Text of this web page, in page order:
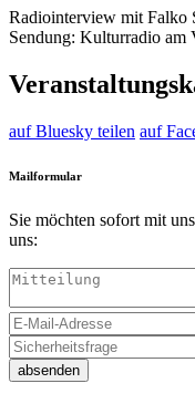
Radiointerview mit Falko
Sendung: Kulturradio am
auf Bluesky teilen auf
Mailformular
Sie möchten sofort mit
uns:
absenden